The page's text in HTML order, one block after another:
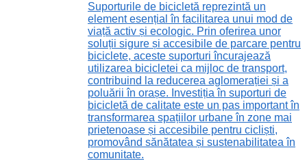
Suporturile de bicicletă reprezintă un
element esențial în facilitarea unui mod de
viață activ și ecologic. Prin oferirea unor
soluții sigure și accesibile de parcare pentru
biciclete, aceste suporturi încurajează
utilizarea bicicletei ca mijloc de transport,
contribuind la reducerea aglomerației și a
poluării în orașe. Investiția în suporturi de
bicicletă de calitate este un pas important în
transformarea spațiilor urbane în zone mai
prietenoase și accesibile pentru cicliști,
promovând sănătatea și sustenabilitatea în
comunitate.